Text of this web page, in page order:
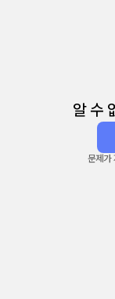
알 수
문제가